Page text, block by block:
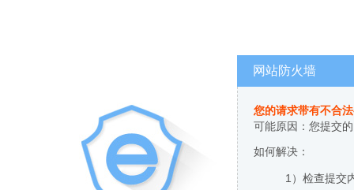
网站防火墙
您的请求带有不合
可能原因：您提交
如何解决：
1）检查提交